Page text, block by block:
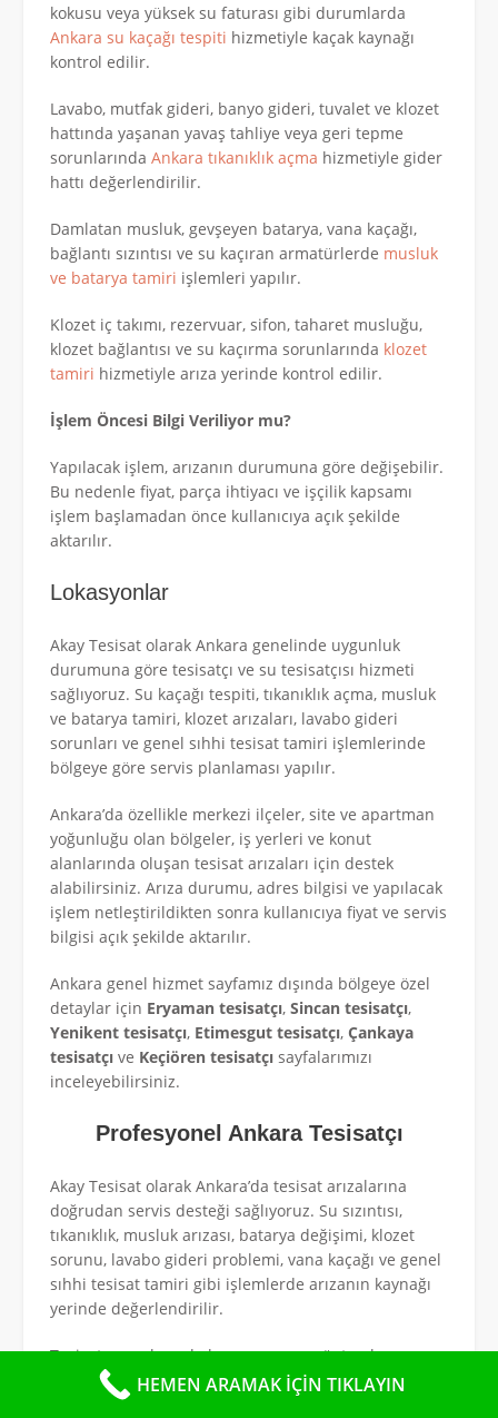
kokusu veya yüksek su faturası gibi durumlarda
Ankara su kaçağı tespiti hizmetiyle kaçak kaynağı
kontrol edilir.
Lavabo, mutfak gideri, banyo gideri, tuvalet ve klozet
hattında yaşanan yavaş tahliye veya geri tepme
sorunlarında Ankara tıkanıklık açma hizmetiyle gider
hattı değerlendirilir.
Damlatan musluk, gevşeyen batarya, vana kaçağı,
bağlantı sızıntısı ve su kaçıran armatürlerde musluk
ve batarya tamiri işlemleri yapılır.
Klozet iç takımı, rezervuar, sifon, taharet musluğu,
klozet bağlantısı ve su kaçırma sorunlarında klozet
tamiri hizmetiyle arıza yerinde kontrol edilir.
İşlem Öncesi Bilgi Veriliyor mu?
Yapılacak işlem, arızanın durumuna göre değişebilir.
Bu nedenle fiyat, parça ihtiyacı ve işçilik kapsamı
işlem başlamadan önce kullanıcıya açık şekilde
aktarılır.
Lokasyonlar
Akay Tesisat olarak Ankara genelinde uygunluk
durumuna göre tesisatçı ve su tesisatçısı hizmeti
sağlıyoruz. Su kaçağı tespiti, tıkanıklık açma, musluk
ve batarya tamiri, klozet arızaları, lavabo gideri
sorunları ve genel sıhhi tesisat tamiri işlemlerinde
bölgeye göre servis planlaması yapılır.
Ankara’da özellikle merkezi ilçeler, site ve apartman
yoğunluğu olan bölgeler, iş yerleri ve konut
alanlarında oluşan tesisat arızaları için destek
alabilirsiniz. Arıza durumu, adres bilgisi ve yapılacak
işlem netleştirildikten sonra kullanıcıya fiyat ve servis
bilgisi açık şekilde aktarılır.
Ankara genel hizmet sayfamız dışında bölgeye özel
detaylar için Eryaman tesisatçı, Sincan tesisatçı,
Yenikent tesisatçı, Etimesgut tesisatçı, Çankaya
tesisatçı ve Keçiören tesisatçı sayfalarımızı
inceleyebilirsiniz.
Profesyonel Ankara Tesisatçı
Akay Tesisat olarak Ankara’da tesisat arızalarına
doğrudan servis desteği sağlıyoruz. Su sızıntısı,
tıkanıklık, musluk arızası, batarya değişimi, klozet
sorunu, lavabo gideri problemi, vana kaçağı ve genel
sıhhi tesisat tamiri gibi işlemlerde arızanın kaynağı
yerinde değerlendirilir.
Tesisat sorunlarında her arıza aynı yöntemle
çözülmez. Bu nedenle önce sorunun temiz su
hattından mı, gider hattından mı, bağlantı
HEMEN ARAMAK İÇİN TIKLAYIN